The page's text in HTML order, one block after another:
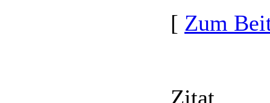
[ Zum
Zitat